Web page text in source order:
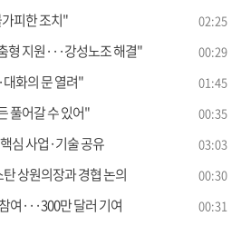
피한 조치" 02:25
형 지원···강성노조 해결" 00:29
화의 문 열려" 01:45
풀어갈 수 있어" 00:35
심 사업·기술 공유 03:03
상원의장과 경협 논의 00:30
여···300만 달러 기여 00:31